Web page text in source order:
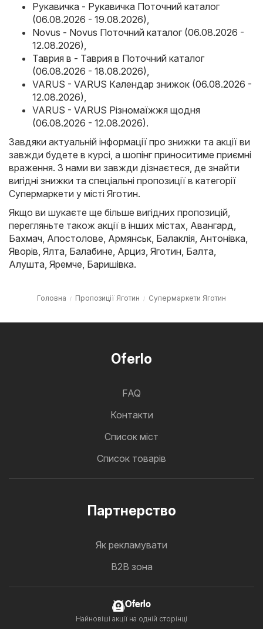
Рукавичка - Рукавичка Поточний каталог
(06.08.2026 - 19.08.2026),
Novus - Novus Поточний каталог (06.08.2026 -
12.08.2026),
Таврия в - Таврия в Поточний каталог
(06.08.2026 - 18.08.2026),
VARUS - VARUS Календар знижок (06.08.2026 -
12.08.2026),
VARUS - VARUS Різномаїжжя щодня
(06.08.2026 - 12.08.2026).
Завдяки актуальній інформації про знижки та акції ви
завжди будете в курсі, а шопінг приноситиме приємні
враження. З нами ви завжди дізнаєтеся, де знайти
вигідні знижки та спеціальні пропозиції в категорії
Супермаркети у місті Яготин.
Якщо ви шукаєте ще більше вигідних пропозицій,
перегляньте також акції в інших містах, Авангард,
Бахмач, Апостолове, Армянськ, Балаклія, Антонівка,
Яворів, Ялта, Балабине, Арциз, Яготин, Балта,
Алушта, Яремче, Баришівка.
Головна Пропозиції Яготин Супермаркети Яготин
Oferlo
FAQ
Контакти
Cписок міст
Список товарів
Партнерство
Як рекламувати
B2B зона
Oferlo
Найновіші акції на одній сторінці